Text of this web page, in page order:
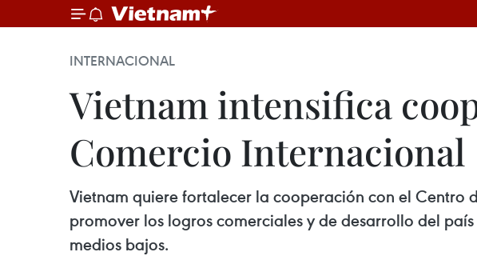
INTERNACIONAL
Vietnam intensifica
Comercio Internacional
Vietnam quiere fortalecer la cooperación con el Centro
promover los logros comerciales y de desarrollo del
medios bajos.